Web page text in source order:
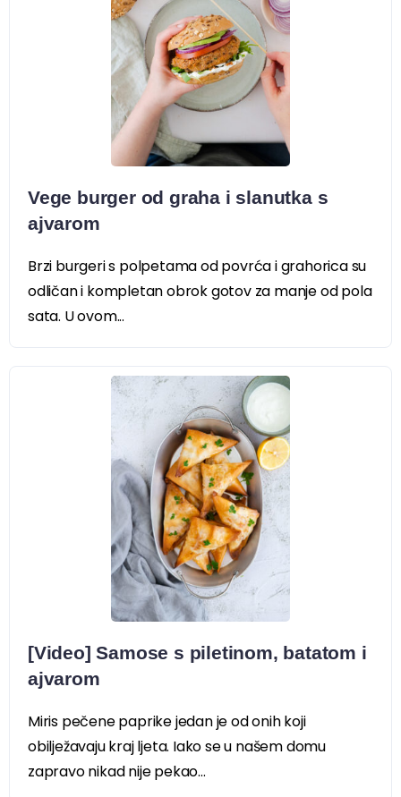
Vege burger od graha i slanutka s
ajvarom
Brzi burgeri s polpetama od povrća i grahorica su
odličan i kompletan obrok gotov za manje od pola
sata. U ovom...
[Video] Samose s piletinom, batatom i
ajvarom
Miris pečene paprike jedan je od onih koji
obilježavaju kraj ljeta. Iako se u našem domu
zapravo nikad nije pekao...